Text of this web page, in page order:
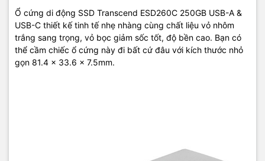
Ổ cứng di động SSD Transcend ESD260C 250GB USB-A &
USB-C thiết kế tinh tế nhẹ nhàng cùng chất liệu vỏ nhôm
trắng sang trọng, vỏ bọc giảm sốc tốt, độ bền cao. Bạn có
thể cầm chiếc ổ cứng này đi bất cứ đâu với kích thước nhỏ
gọn 81.4 x 33.6 x 7.5mm.